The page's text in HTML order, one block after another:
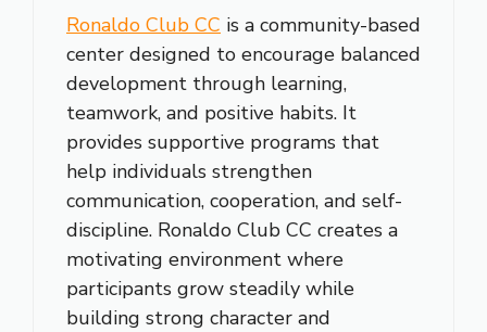
Ronaldo Club CC is a community-based
center designed to encourage balanced
development through learning,
teamwork, and positive habits. It
provides supportive programs that
help individuals strengthen
communication, cooperation, and self-
discipline. Ronaldo Club CC creates a
motivating environment where
participants grow steadily while
building strong character and